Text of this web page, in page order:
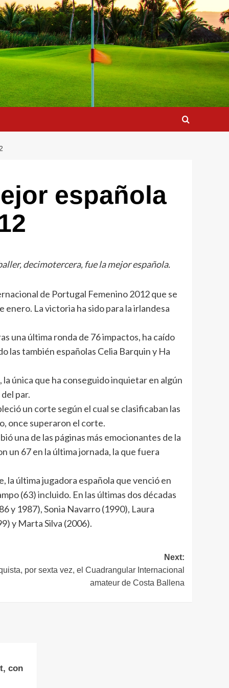
española
decimotercera, fue la mejor española.
de Portugal Femenino 2012 que se
La victoria ha sido para la irlandesa
una última ronda de 76 impactos, ha caído
las también españolas Celia Barquin y Ha
única que ha conseguido inquietar en algún
par.
un corte según el cual se clasificaban las
once superaron el corte.
una de las páginas más emocionantes de la
un 67 en la última jornada, la que fuera
la última jugadora española que venció en
(63) incluido. En las últimas dos décadas
y 1987), Sonia Navarro (1990), Laura
y Marta Silva (2006).
Next:
por sexta vez, el Cuadrangular Internacional
amateur de Costa Ballena
con